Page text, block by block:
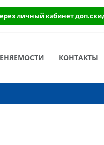
личный кабинет
КОНТАКТЫ